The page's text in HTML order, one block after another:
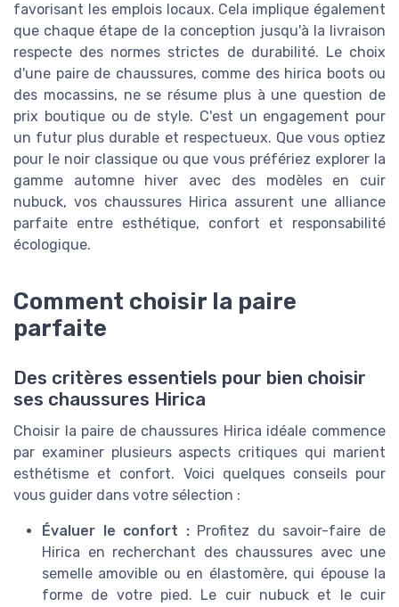
favorisant les emplois locaux. Cela implique également
que chaque étape de la conception jusqu'à la livraison
respecte des normes strictes de durabilité. Le choix
d'une paire de chaussures, comme des hirica boots ou
des mocassins, ne se résume plus à une question de
prix boutique ou de style. C'est un engagement pour
un futur plus durable et respectueux. Que vous optiez
pour le noir classique ou que vous préfériez explorer la
gamme automne hiver avec des modèles en cuir
nubuck, vos chaussures Hirica assurent une alliance
parfaite entre esthétique, confort et responsabilité
écologique.
Comment choisir la paire
parfaite
Des critères essentiels pour bien choisir
ses chaussures Hirica
Choisir la paire de chaussures Hirica idéale commence
par examiner plusieurs aspects critiques qui marient
esthétisme et confort. Voici quelques conseils pour
vous guider dans votre sélection :
Évaluer le confort :Profitez du savoir-faire de
Hirica en recherchant des chaussures avec une
semelle amovible ou en élastomère, qui épouse la
forme de votre pied. Le cuir nubuck et le cuir